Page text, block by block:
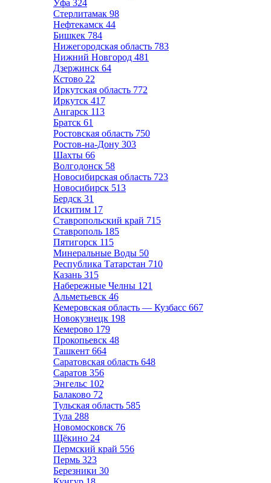
Уфа 324
Стерлитамак 98
Нефтекамск 44
Бишкек 784
Нижегородская область 783
Нижний Новгород 481
Дзержинск 64
Кстово 22
Иркутская область 772
Иркутск 417
Ангарск 113
Братск 61
Ростовская область 750
Ростов-на-Дону 303
Шахты 66
Волгодонск 58
Новосибирская область 723
Новосибирск 513
Бердск 31
Искитим 17
Ставропольский край 715
Ставрополь 185
Пятигорск 115
Минеральные Воды 50
Республика Татарстан 710
Казань 315
Набережные Челны 121
Альметьевск 46
Кемеровская область — Кузбасс 667
Новокузнецк 198
Кемерово 179
Прокопьевск 48
Ташкент 664
Саратовская область 648
Саратов 356
Энгельс 102
Балаково 72
Тульская область 585
Тула 288
Новомосковск 76
Щёкино 24
Пермский край 556
Пермь 323
Березники 30